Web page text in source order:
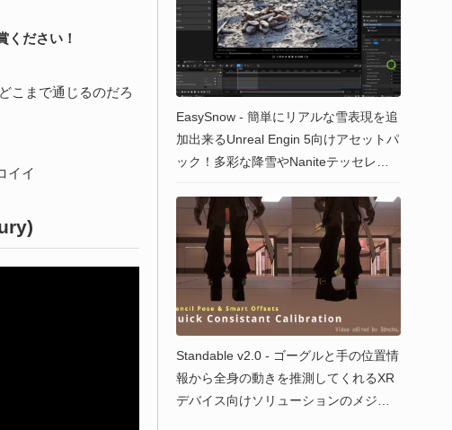
ださい！
こまで通じるのだろ
イイ
EasySnow - 簡単にリアルな雪表現を追
加出来るUnreal Engin 5向けアセットパ
ック！多彩な降雪やNaniteテッセレー
Standable v2.0 - ゴーグルと手の位置情
報から全身の動きを推測してくれるXR
デバイス向けソリューションのメジャ